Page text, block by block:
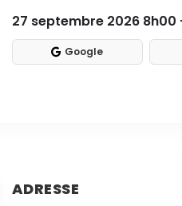
27 septembre 2026 8h00
Google
ADRESSE